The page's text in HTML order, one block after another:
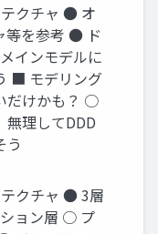
クチャ ● オ
等を参考 ● ド
インモデルに
■ モデリング
だけかも？ ○
無理してDDD
う
クチャ ● 3層
ョン層 ○ プ